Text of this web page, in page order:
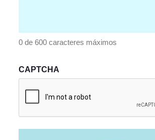
0 de 600 caracteres máximos
CAPTCHA